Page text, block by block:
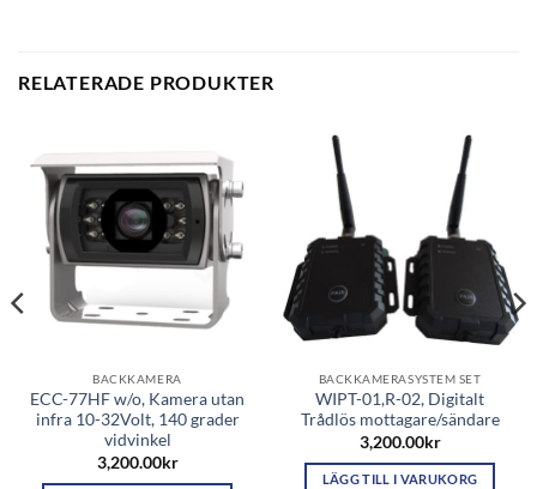
RELATERADE PRODUKTER
BACKKAMERA
ECC-77HF w/o, Kamera utan
infra 10-32Volt, 140 grader
vidvinkel
3,200.00kr
BACKKAMERASYSTEM SET
WIPT-01,R-02, Digitalt
Trådlös mottagare/sändare
3,200.00kr
LÄGG TILL I VARUKORG